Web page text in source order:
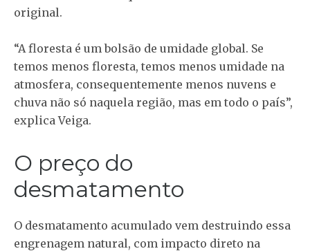
original.
“A floresta é um bolsão de umidade global. Se
temos menos floresta, temos menos umidade na
atmosfera, consequentemente menos nuvens e
chuva não só naquela região, mas em todo o país”,
explica Veiga.
O preço do
desmatamento
O desmatamento acumulado vem destruindo essa
engrenagem natural, com impacto direto na